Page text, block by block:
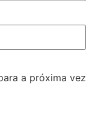
a próxima vez